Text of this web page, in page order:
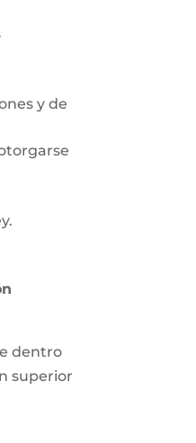
y de
dentro
superior